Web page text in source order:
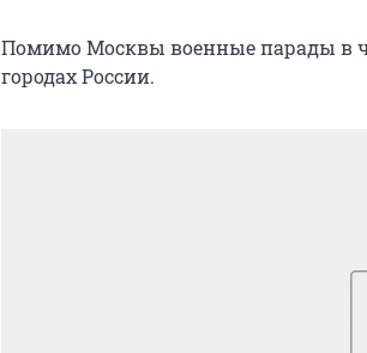
Помимо Москвы военные парады в
городах России.